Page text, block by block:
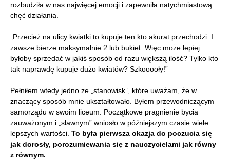
rozbudziła w nas najwięcej emocji i zapewniła natychmiastową
chęć działania.
„Przecież na ulicy kwiatki to kupuje ten kto akurat przechodzi. I
zawsze bierze maksymalnie 2 lub bukiet. Więc może lepiej
byłoby sprzedać w jakiś sposób od razu większą ilość? Tylko kto
tak naprawdę kupuje dużo kwiatów? Szkooooły!”
Pełniłem wtedy jedno ze „stanowisk”, które uważam, że w
znaczący sposób mnie ukształtowało. Byłem przewodniczącym
samorządu w swoim liceum. Początkowe pragnienie bycia
zauważonym i „sławnym” wniosło w późniejszym czasie wiele
lepszych wartości. To była pierwsza okazja do poczucia się
jak dorosły, porozumiewania się z nauczycielami jak równy
z równym.